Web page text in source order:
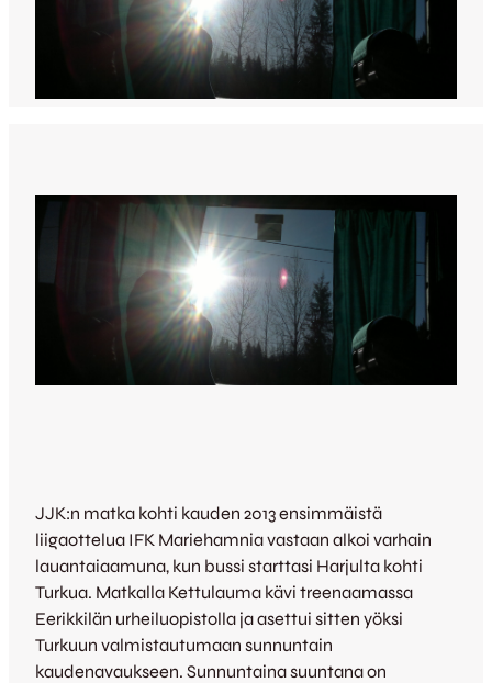
JJK:n matka kohti kauden 2013 ensimmäistä
liigaottelua IFK Mariehamnia vastaan alkoi varhain
lauantaiaamuna, kun bussi starttasi Harjulta kohti
Turkua. Matkalla Kettulauma kävi treenaamassa
Eerikkilän urheiluopistolla ja asettui sitten yöksi
Turkuun valmistautumaan sunnuntain
kaudenavaukseen. Sunnuntaina suuntana on